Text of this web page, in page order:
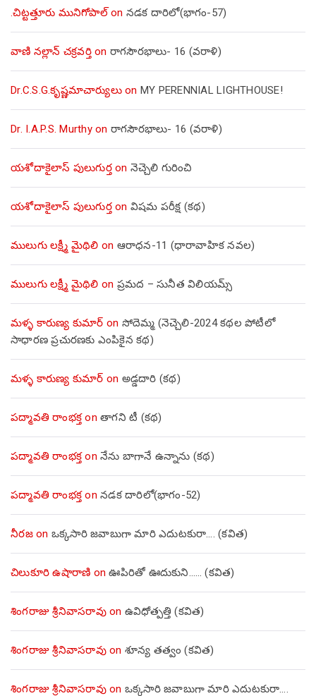
.చిట్టత్తూరు మునిగోపాల్on నడక దారిలో(భాగం-57)
వాణి నల్లాన్ చక్రవర్తిon రాగసౌరభాలు- 16 (వరాళి)
Dr.C.S.G.కృష్ణమాచార్యులుon MY PERENNIAL LIGHTHOUSE!
Dr. I.A.P.S. Murthyon రాగసౌరభాలు- 16 (వరాళి)
యశోదాకైలాస్ పులుగుర్తon నెచ్చెలి గురించి
యశోదాకైలాస్ పులుగుర్తon విషమ పరీక్ష (క‌థ‌)
ములుగు లక్ష్మీ మైథిలి on ఆరాధన-11 (ధారావాహిక నవల)
ములుగు లక్ష్మీ మైథిలి on ప్రమద – సునీత విలియమ్స్
మళ్ళ కారుణ్య కుమార్ on సోదెమ్మ (నెచ్చెలి-2024 కథల పోటీలో
సాధారణ ప్రచురణకు ఎంపికైన కథ)
మళ్ళ కారుణ్య కుమార్ on అడ్డదారి (కథ)
పద్మావతి రాంభక్తon తాగని టీ (కథ)
పద్మావతి రాంభక్తon నేను బాగానే ఉన్నాను (క‌థ‌)
పద్మావతి రాంభక్తon నడక దారిలో(భాగం-52)
నీరజon ఒక్కసారి జవాబుగా మారి ఎదుటకురా…. (కవిత)
చిలుకూరి ఉషారాణి onఊపిరితో ఊదుకుని…… (కవిత)
శింగరాజు శ్రీనివాసరావుon ఉవిధోత్పత్తి (కవిత)
శింగరాజు శ్రీనివాసరావుon శూన్య తత్వం (కవిత)
శింగరాజు శ్రీనివాసరావుon ఒక్కసారి జవాబుగా మారి ఎదుటకురా….